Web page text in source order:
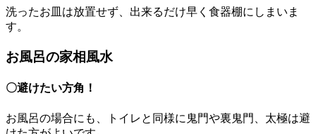
洗ったお皿は放置せず、出来るだけ早く食器棚にしまいま
す。
お風呂の家相風水
〇避けたい方角！
お風呂の場合にも、トイレと同様に鬼門や裏鬼門、太極は避